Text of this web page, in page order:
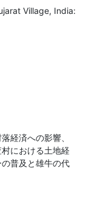
Village, India:
経済への影響、
における土地経
普及と雄牛の代